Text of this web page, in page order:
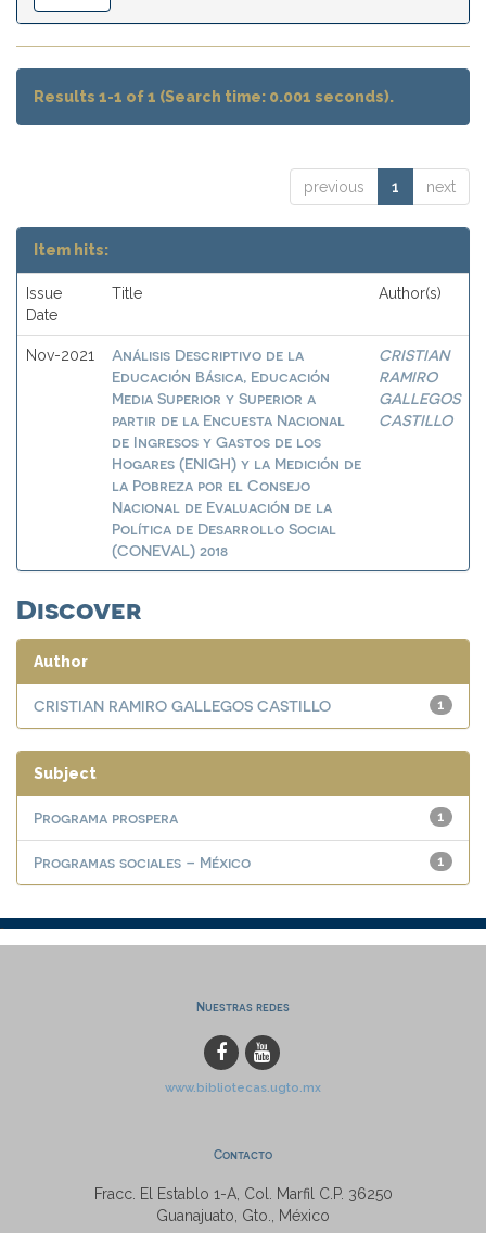
Results 1-1 of 1 (Search time: 0.001 seconds).
previous 1 next
Item hits:
Issue
Date
Title Author(s)
Nov-2021
Análisis Descriptivo de la
Educación Básica, Educación
Media Superior y Superior a
partir de la Encuesta Nacional
de Ingresos y Gastos de los
Hogares (ENIGH) y la Medición de
la Pobreza por el Consejo
Nacional de Evaluación de la
Política de Desarrollo Social
(CONEVAL) 2018
CRISTIAN
RAMIRO
GALLEGOS
CASTILLO
Discover
Author
1
CRISTIAN RAMIRO GALLEGOS CASTILLO
Subject
1
Programa prospera
1
Programas sociales – México
Nuestras redes
www.bibliotecas.ugto.mx
Contacto
Fracc. El Establo 1-A, Col. Marfil C.P. 36250
Guanajuato, Gto., México